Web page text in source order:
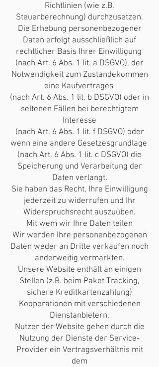
Richtlinien (wie z.B.
Steuerberechnung) durchzusetzen.
Die Erhebung personenbezogener
Daten erfolgt ausschließlich auf
rechtlicher Basis Ihrer Einwilligung
(nach Art. 6 Abs. 1 lit. a DSGVO), der
Notwendigkeit zum Zustandekommen
eine Kaufvertrages
(nach Art. 6 Abs. 1 lit. b DSGVO) oder in
seltenen Fällen bei berechtigtem
Interesse
(nach Art. 6 Abs. 1 lit. f DSGVO) oder
wenn eine andere Gesetzesgrundlage
(nach Art. 6 Abs. 1 lit. c DSGVO) die
Speicherung und Verarbeitung der
Daten verlangt.
Sie haben das Recht, Ihre Einwilligung
jederzeit zu widerrufen und Ihr
Widerspruchsrecht auszuüben.
Mit wem wir Ihre Daten teilen
Wir werden Ihre personenbezogenen
Daten weder an Dritte verkaufen noch
anderweitig vermarkten.
Unsere Website enthält an einigen
Stellen (z.B. beim Paket-Tracking,
sichere Kreditkartenzahlung)
Kooperationen mit verschiedenen
Dienstanbietern.
Nutzer der Website gehen durch die
Nutzung der Dienste der Service-
Provider ein Vertragsverhältnis mit
dem